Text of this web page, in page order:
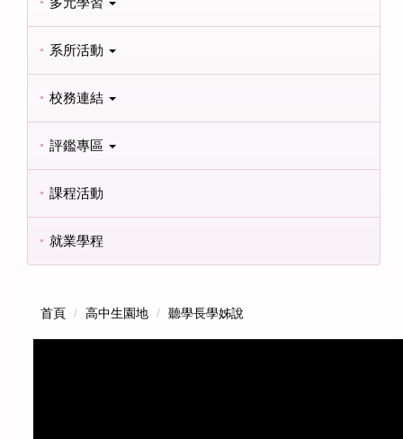
系所活動
校務連結
評鑑專區
課程活動
就業學程
首頁 高中生園地 聽學長學姊說